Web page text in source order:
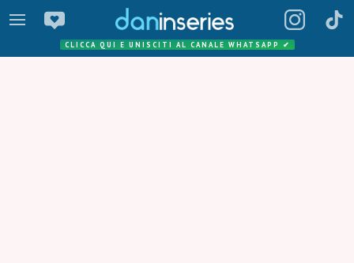
CLICCA QUI E UNISCITI AL CANALE WHATSAPP ✔